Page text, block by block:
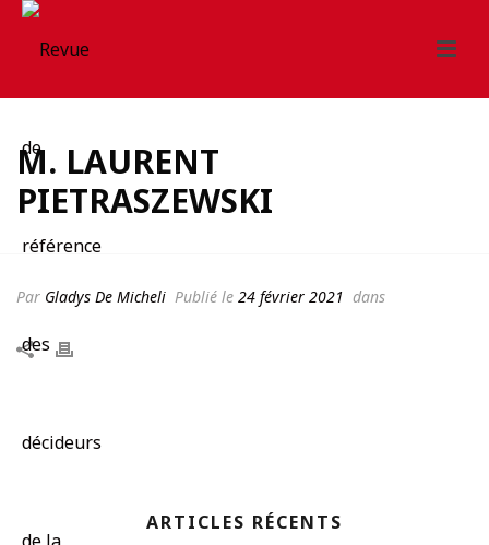
M. LAURENT
PIETRASZEWSKI
Par Gladys De Micheli Publié le 24 février 2021 dans
ARTICLES RÉCENTS